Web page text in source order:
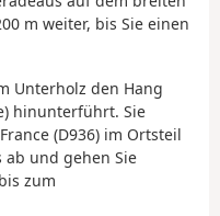
m weiter, bis Sie einen
Unterholz den Hang
hinunterführt. Sie
(D936) im Ortsteil
ab und gehen Sie
zum